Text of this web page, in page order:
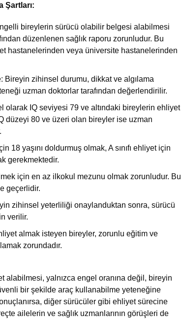
Şartları:
bireylerin sürücü olabilir belgesi alabilmesi
düzenlenen sağlık raporu zorunludur. Bu
hastanelerinden veya üniversite hastanelerinden
Bireyin zihinsel durumu, dikkat ve algılama
uzman doktorlar tarafından değerlendirilir.
olarak IQ seviyesi 79 ve altındaki bireylerin ehliyet
düzeyi 80 ve üzeri olan bireyler ise uzman
18 yaşını doldurmuş olmak, A sınıfı ehliyet için
gerekmektedir.
için en az ilkokul mezunu olmak zorunludur. Bu
geçerlidir.
zihinsel yeterliliği onaylanduktan sonra, sürücü
verilir.
almak isteyen bireyler, zorunlu eğitim ve
zorundadır.
alabilmesi, yalnızca engel oranına değil, bireyin
bir şekilde araç kullanabilme yeteneğine
diğer sürücüler gibi ehliyet sürecine
ailelerin ve sağlık uzmanlarının görüşleri de